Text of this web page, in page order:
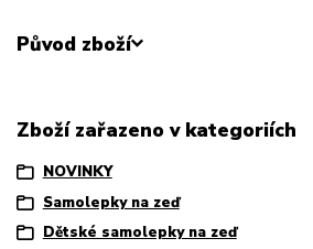
Původ zboží
Zboží zařazeno v kategoriích
NOVINKY
Samolepky na zeď
Dětské samolepky na zeď